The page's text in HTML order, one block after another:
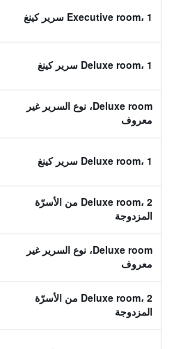
Executive room، 1 سرير كينغ
Deluxe room، 1 سرير كينغ
Deluxe room، نوع السرير غير
معروف
Deluxe room، 1 سرير كينغ
Deluxe room، 2 من الأسرّة
المزدوجة
Deluxe room، نوع السرير غير
معروف
Deluxe room، 2 من الأسرّة
المزدوجة